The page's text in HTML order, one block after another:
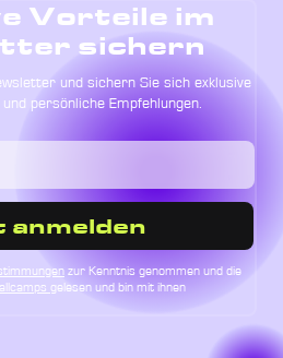
Vorteile im
sichern
und sichern Sie sich exklusive
persönliche Empfehlungen.
zur Kenntnis genommen und die
gelesen und bin mit ihnen